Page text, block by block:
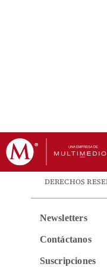
DERECHOS
Newsletters
Contáctanos
Suscripciones